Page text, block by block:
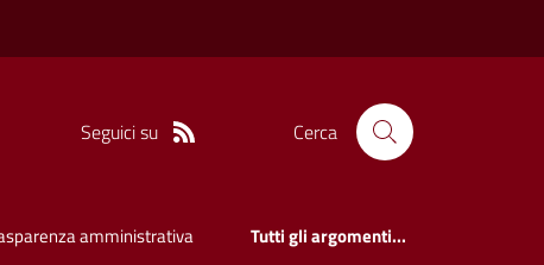
Seguici su Cerca
amministrativa Tutti gli argomenti...